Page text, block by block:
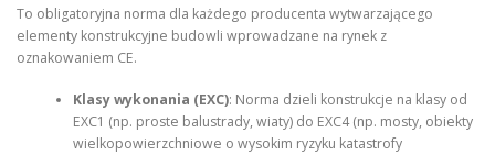
To obligatoryjna norma dla każdego producenta wytwarzającego
elementy konstrukcyjne budowli wprowadzane na rynek z
oznakowaniem CE.
Klasy wykonania (EXC): Norma dzieli konstrukcje na klasy od
EXC1 (np. proste balustrady, wiaty) do EXC4 (np. mosty, obiekty
wielkopowierzchniowe o wysokim ryzyku katastrofy